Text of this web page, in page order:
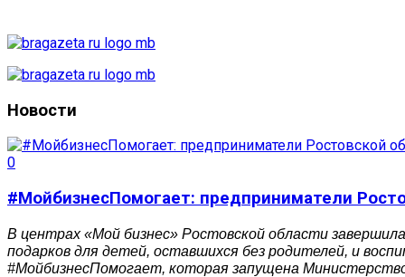
Новости
0
#МойбизнесПомогает: предприниматели
В центрах «Мой бизнес» Ростовской области
подарков для детей, оставшихся без родителей, и
#МойбизнесПомогает, которая запущена